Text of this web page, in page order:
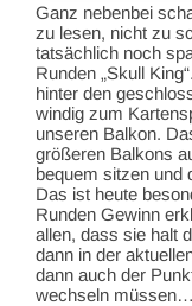
Ganz nebenbei
zu lesen, nicht zu
tatsächlich noch
Runden „Skull
hinter den
windig zum
unseren Balkon.
größeren Balkons
bequem sitzen und
Das ist heute
Runden Gewinn
allen, dass sie halt
dann in der
dann auch der
wechseln müssen…